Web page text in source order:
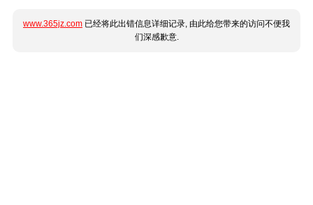
www.365jz.com 已经将此出错信息详细记录, 由此给您带来的访问不便我
们深感歉意.